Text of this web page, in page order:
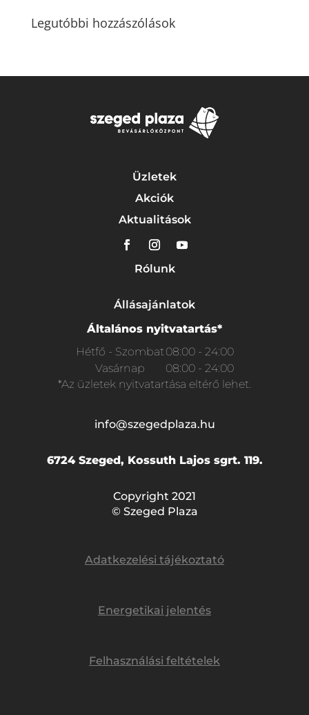
Legutóbbi hozzászólások
Üzletek
Akciók
Aktualitások
Rólunk
Állásajánlatok
Általános nyitvatartás*
Hétfő - Szombat 08:00 - 24:00
Vasárnap
08:00 - 24:00
*Az üzletek nyitvatartása eltérő lehet.
info@szegedplaza.hu
6724 Szeged, Kossuth Lajos sgrt. 119.
Copyright 2021
© Szeged Plaza
Adatkezelési tájékoztató
Energetikai jelentés
Felhasználási feltételek